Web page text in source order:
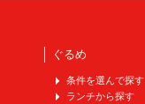
ぐるめ
条件を選んで探す
ランチから探す